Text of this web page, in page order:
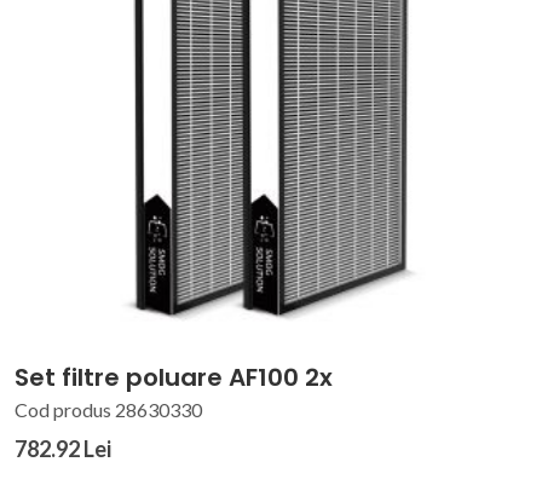
Set filtre poluare AF100 2x
Cod produs 28630330
782.92 Lei